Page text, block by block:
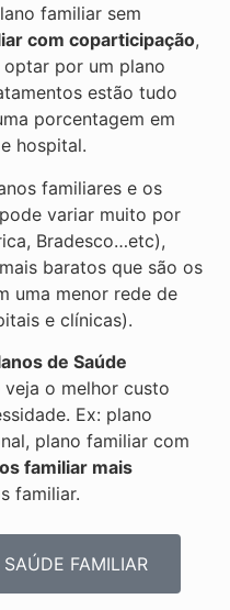
familiar sem
com coparticipação,
por um plano
estão tudo
porcentagem em
hospital.
familiares e os
variar muito por
Bradesco…etc),
baratos que são os
uma menor rede de
e clínicas).
de Saúde
veja o melhor custo
Ex: plano
plano familiar com
familiar mais
familiar.
FAMILIAR